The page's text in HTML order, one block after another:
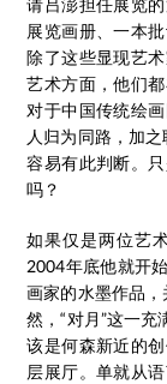
展览画册、一本
除了这些显现艺
艺术方面，他们
对于中国传统绘
人归为同路，加
容易有此判断。
吗？
如果仅是两位艺
2004年底他就开
画家的水墨作品，
然，“对月”这一
该是何森新近的
层展厅。单就从